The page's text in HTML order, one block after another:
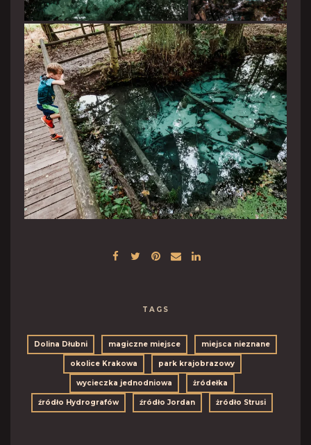
TAGS
Dolina Dłubni magiczne miejsce miejsca nieznane
okolice Krakowa park krajobrazowy
wycieczka jednodniowa żródełka
źródło Hydrografów źródło Jordan żródło Strusi